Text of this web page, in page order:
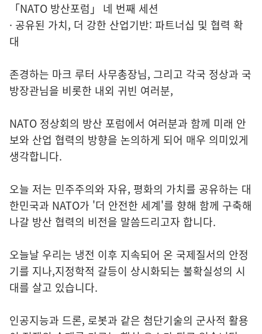
「NATO 방산포럼」 네 번째 세션
· 공유된 가치, 더 강한 산업기반: 파트너십 및 협력 확
대
존경하는 마크 루터 사무총장님, 그리고 각국 정상과 국
방장관님을 비롯한 내외 귀빈 여러분,
NATO 정상회의 방산 포럼에서 여러분과 함께 미래 안
보와 산업 협력의 방향을 논의하게 되어 매우 의미있게
생각합니다.
오늘 저는 민주주의와 자유, 평화의 가치를 공유하는 대
한민국과 NATO가 '더 안전한 세계'를 향해 함께 구축해
나갈 방산 협력의 비전을 말씀드리고자 합니다.
오늘날 우리는 냉전 이후 지속되어 온 국제질서의 안정
기를 지나,지정학적 갈등이 상시화되는 불확실성의 시
대를 살고 있습니다.
인공지능과 드론, 로봇과 같은 첨단기술의 군사적 활용